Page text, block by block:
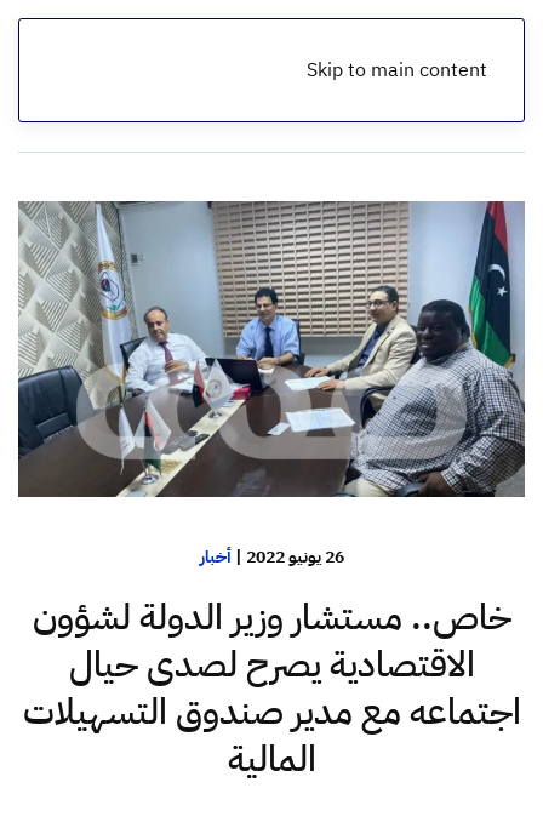
Skip to main content
الرئيسية
26 يونيو 2022 |أخبار
خاص.. مستشار وزير الدولة لشؤون
الاقتصادية يصرح لصدى حيال
اجتماعه مع مدير صندوق التسهيلات
المالية